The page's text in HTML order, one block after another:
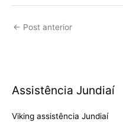
← Post anterior
Assistência Jundiaí
Viking assistência Jundiaí